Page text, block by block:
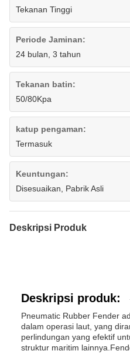
Tekanan Tinggi
Periode Jaminan:
24 bulan, 3 tahun
Tekanan batin:
50/80Kpa
katup pengaman:
Termasuk
Keuntungan:
Disesuaikan, Pabrik Asli
Deskripsi Produk
Deskripsi produk:
Pneumatic Rubber Fender
dalam operasi laut, yang
perlindungan yang efektif
struktur maritim